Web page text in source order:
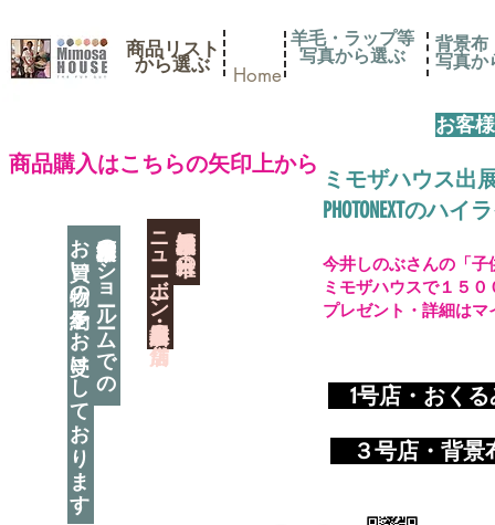
商品リスト
​から選ぶ Home
​商品購入はこちらの矢印上から
神奈川県相模原市に日本唯一の
​ニューボーン撮影用小道具店・３店舗
羊毛・ラップ等
写真から選ぶ
背景布
写真か
お客
ミモザハウス出
PHOTONEXTのハ
神奈川県相模原市のショールームでの
お買い物の予約をお受けしております 1号店・おく
​ ３号店・背
今井しのぶさんの「
ミモザハウスで１５
プレゼント・詳細は